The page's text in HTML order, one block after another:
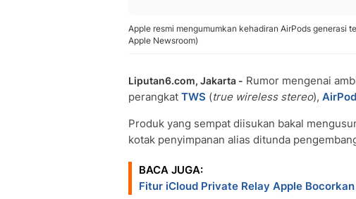
Apple resmi mengumumkan kehadiran AirPods generasi
Apple Newsroom)
Liputan6.com, Jakarta - Rumor mengenai
perangkat TWS (true wireless stereo),
Produk yang sempat diisukan bakal
kotak penyimpanan alias ditunda
BACA JUGA:
Fitur iCloud Private Relay Apple